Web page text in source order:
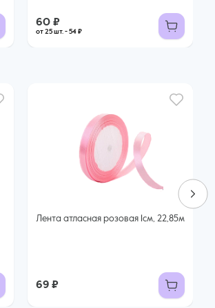
60 ₽
от 25 шт. - 54 ₽
Лента атласная розовая 1см, 22,85м
69 ₽